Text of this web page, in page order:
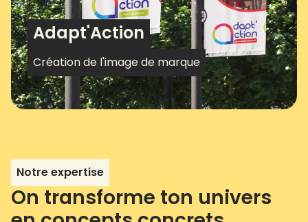
Adapt'Action
Création de l'image de marque
Notre expertise
On transforme ton univers